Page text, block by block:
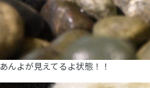
あんよが見えてるよ状態！！